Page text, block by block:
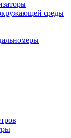
среды